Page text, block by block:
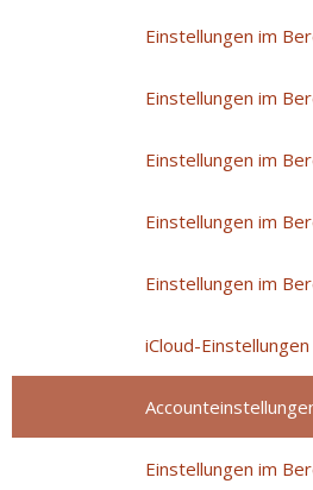
Einstellungen im
Einstellungen im
Einstellungen im
Einstellungen im
Einstellungen im
iCloud-Einstellungen
Einstellungen im